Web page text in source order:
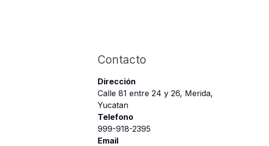
Contacto
Dirección
Calle 81 entre 24 y 26, Merida,
Yucatan
Telefono
999-918-2395
Email